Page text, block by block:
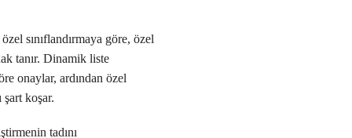
sınıflandırmaya göre, özel
tanır. Dinamik liste
onaylar, ardından özel
koşar.
tadını